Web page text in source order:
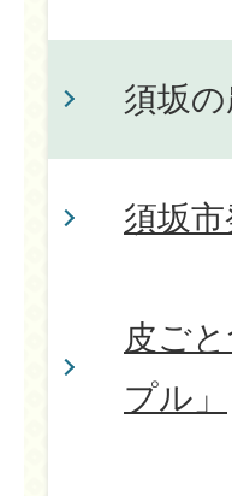
須坂
須坂
皮ご
プル」